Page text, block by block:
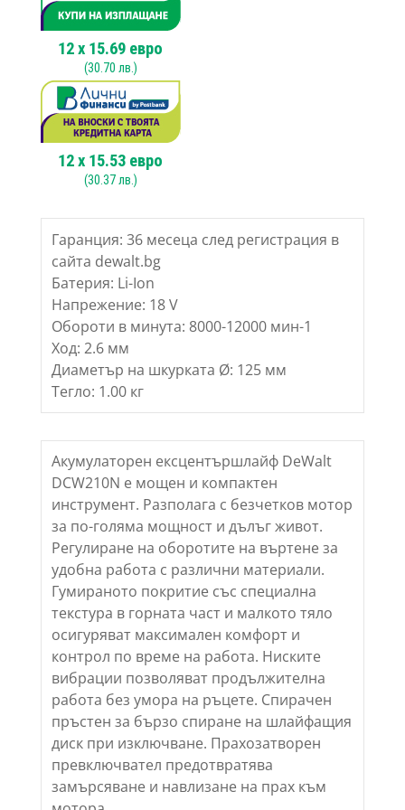
minˉ¹
12x 15.69 евро
(30.70 лв.)
12x 15.53 евро
(30.37лв.)
Гаранция: 36 месеца след регистрация в
сайта dewalt.bg
Батерия: Li-Ion
Напрежение: 18 V
Обороти в минута: 8000-12000 мин-1
Ход: 2.6 мм
Диаметър на шкурката Ø: 125 мм
Тегло: 1.00 кг
Акумулаторен ексцентършлайф DeWalt
DCW210N е мощен и компактен
инструмент. Разполага с безчетков мотор
за по-голяма мощност и дълъг живот.
Регулиране на оборотите на въртене за
удобна работа с различни материали.
Гумираното покритие със специална
текстура в горната част и малкото тяло
осигуряват максимален комфорт и
контрол по време на работа. Ниските
вибрации позволяват продължителна
работа без умора на ръцете. Спирачен
пръстен за бързо спиране на шлайфащия
диск при изключване. Прахозатворен
превключвател предотвратява
замърсяване и навлизане на прах към